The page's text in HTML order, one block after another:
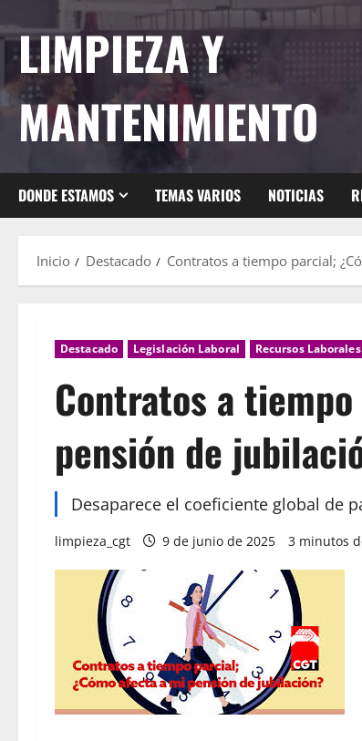
al
contenido
LIMPIEZA Y
MANTENIMIENTO
DONDE ESTAMOS TEMAS VARIOS NOTICIAS
Inicio Destacado Contratos a tiempo parcial;
Destacado Legislación Laboral Recursos Laborales
Contratos a
pensión de
Desaparece el coeficiente global de
limpieza_cgt 9 de junio de 2025 3 minutos